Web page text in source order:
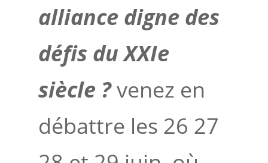
alliance digne des
défis du XXIe
siècle ?venez en
débattre les 26 27